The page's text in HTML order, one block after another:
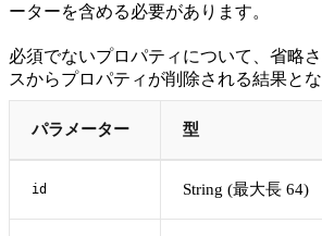
ーターを含める必要があります。
必須でないプロパティについて、省略
スからプロパティが削除される結果とな
パラメーター 型
id String (最大長 64)